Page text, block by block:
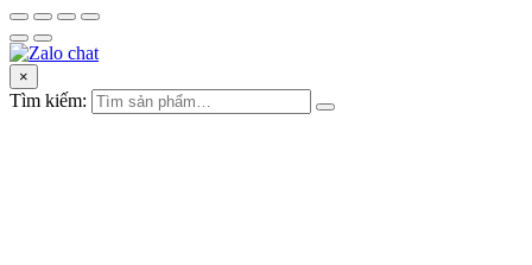
×
Tìm kiếm: